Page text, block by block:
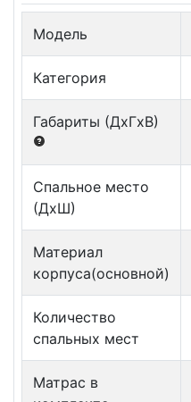
Модель
Категория
Габариты (ДxГxВ)
Спальное место
(ДxШ)
Материал
корпуса(основной)
Количество
спальных мест
Матрас в